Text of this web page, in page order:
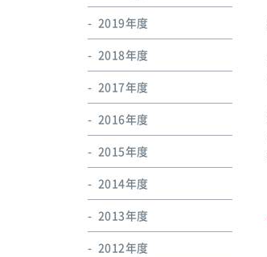
2019年度
2018年度
2017年度
2016年度
2015年度
2014年度
2013年度
2012年度